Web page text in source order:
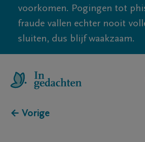
voorkomen. Pogingen tot
fraude vallen echter nooit
sluiten, dus blijf waakzaam.
← Vorige